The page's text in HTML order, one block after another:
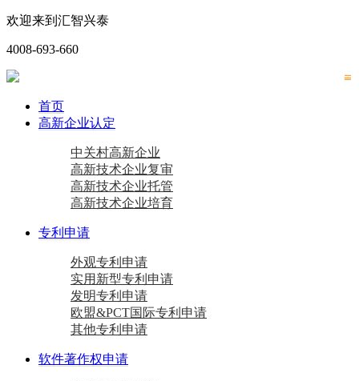
欢迎来到汇智兴泰
4008-693-660
首页
高新企业认定
中关村高新企业
高新技术企业复审
高新技术企业托管
高新技术企业培育
专利申请
外观专利申请
实用新型专利申请
发明专利申请
欧盟&PCT国际专利申请
其他专利申请
软件著作权申请